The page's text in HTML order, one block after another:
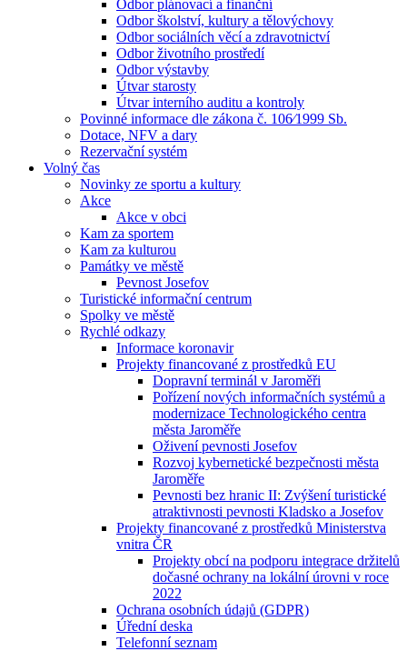
Odbor plánovací a finanční
Odbor školství, kultury a tělovýchovy
Odbor sociálních věcí a zdravotnictví
Odbor životního prostředí
Odbor výstavby
Útvar starosty
Útvar interního auditu a kontroly
Povinné informace dle zákona č. 106⁄1999 Sb.
Dotace, NFV a dary
Rezervační systém
Volný čas
Novinky ze sportu a kultury
Akce
Akce v obci
Kam za sportem
Kam za kulturou
Památky ve městě
Pevnost Josefov
Turistické informační centrum
Spolky ve městě
Rychlé odkazy
Informace koronavir
Projekty financované z prostředků EU
Dopravní terminál v Jaroměři
Pořízení nových informačních systémů a
modernizace Technologického centra
města Jaroměře
Oživení pevnosti Josefov
Rozvoj kybernetické bezpečnosti města
Jaroměře
Pevnosti bez hranic II: Zvýšení turistické
atraktivnosti pevnosti Kladsko a Josefov
Projekty financované z prostředků Ministerstva
vnitra ČR
Projekty obcí na podporu integrace držitelů
dočasné ochrany na lokální úrovni v roce
2022
Ochrana osobních údajů (GDPR)
Úřední deska
Telefonní seznam